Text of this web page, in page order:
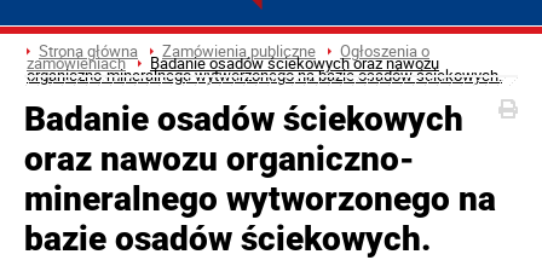
Strona główna Zamówienia publiczne Ogłoszenia o
zamówieniach Badanie osadów ściekowych oraz nawozu
organiczno-mineralnego wytworzonego na bazie osadów ściekowych.
Badanie osadów ściekowych
oraz nawozu organiczno-
mineralnego wytworzonego na
bazie osadów ściekowych.